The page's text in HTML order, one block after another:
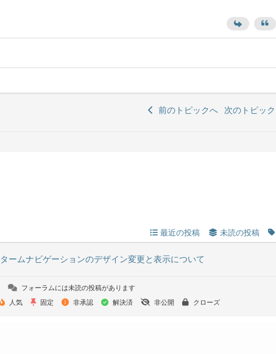
前のトピックへ 次のトピック
最近の投稿 未読の投稿
タームナビゲーションのデザイン変更と表示について
フォーラムには未読の投稿があります
人気 固定 非承認 解決済 非公開 クローズ